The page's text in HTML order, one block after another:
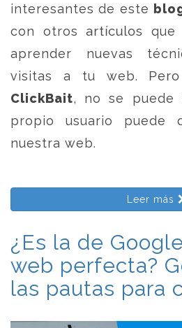
interesantes de este
con otros artículos
aprender nuevas
visitas a tu web.
ClickBait, no se puede
propio usuario puede
nuestra web.
Leer más
¿Es la de
web perfecta?
las pautas para